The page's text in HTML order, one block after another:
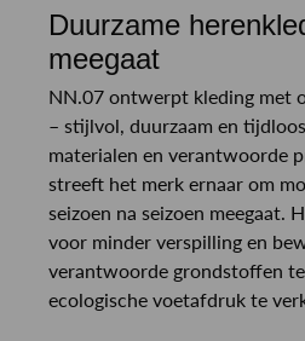
Duurzame
meegaat
NN.07 ontwerpt kleding met
– stijlvol, duurzaam en
materialen en verantwoorde
streeft het merk ernaar om
seizoen na seizoen meegaat.
voor minder verspilling en
verantwoorde grondstoffen
ecologische voetafdruk te